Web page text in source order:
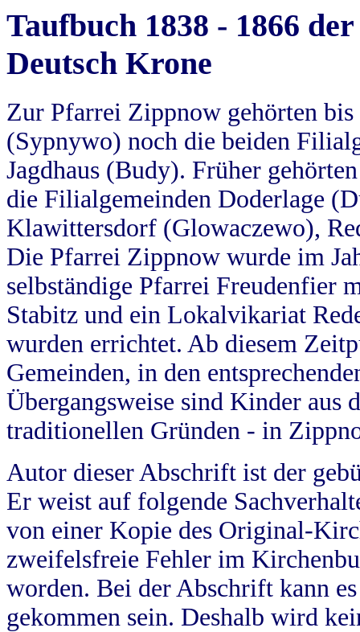
Taufbuch 1838 - 1866
Deutsch Krone
Zur Pfarrei Zippnow gehörten
(Sypnywo) noch die beiden
Jagdhaus (Budy). Früher
die Filialgemeinden Doderlage
Klawittersdorf (Glowaczewo),
Die Pfarrei Zippnow wurde im
selbständige Pfarrei Freudenfier
Stabitz und ein Lokalvikariat
wurden errichtet. Ab diesem
Gemeinden, in den
Übergangsweise sind Kinder aus
traditionellen Gründen - in
Autor dieser Abschrift ist der
Er weist auf folgende
von einer Kopie des Original-
zweifelsfreie Fehler im
worden. Bei der Abschrift kann
gekommen sein. Deshalb wird